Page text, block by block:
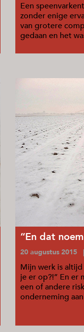
Een
zonder enige
van grotere
gedaan en het
“En dat
20 augustus
Mijn werk is
je er op?!” En er
een of andere
onderneming